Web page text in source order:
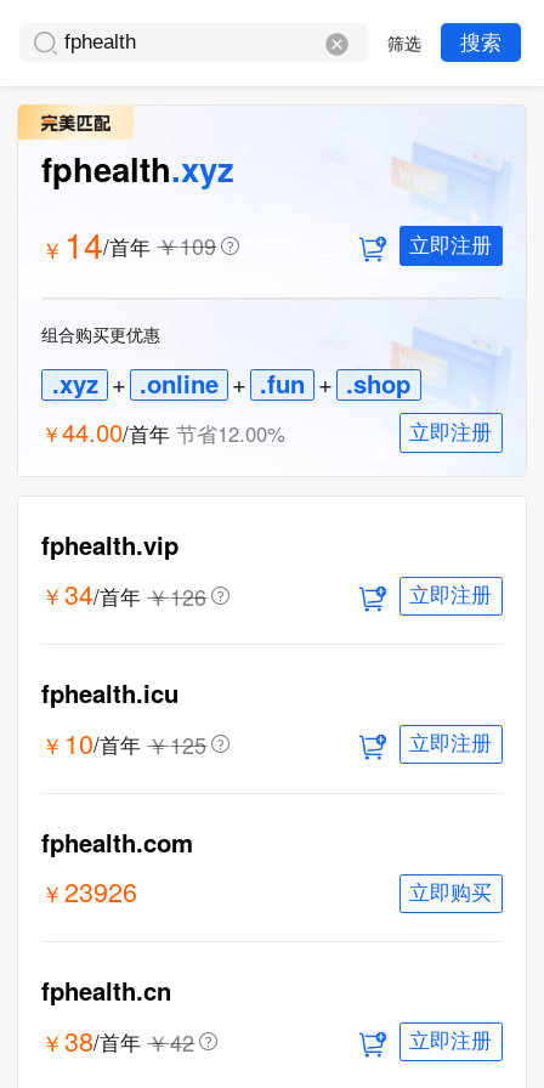
筛选 搜索
fphealth.xyz
￥ 14/首年 ￥109 立即注册
组合购买更优惠
.xyz + .online + .fun + .shop
￥44.00/首年 节省12.00% 立即注册
fphealth.vip
￥ 34/首年 ￥126 立即注册
fphealth.icu
￥ 10/首年 ￥125 立即注册
fphealth.com
￥ 23926 立即购买
fphealth.cn
￥ 38/首年 ￥42 立即注册